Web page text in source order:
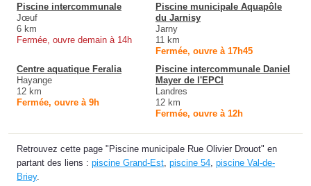
Piscine intercommunale
Jœuf
6 km
Fermée, ouvre demain à 14h
Piscine municipale Aquapôle
du Jarnisy
Jarny
11 km
Fermée, ouvre à 17h45
Centre aquatique Feralia
Hayange
12 km
Fermée, ouvre à 9h
Piscine intercommunale Daniel
Mayer de l'EPCI
Landres
12 km
Fermée, ouvre à 12h
Retrouvez cette page "Piscine municipale Rue Olivier Drouot" en
partant des liens : piscine Grand-Est piscine 54 piscine Val-de-
Briey.